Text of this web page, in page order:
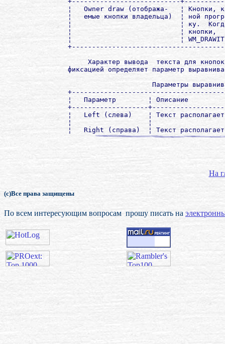
¦   Owner draw (отобража-   ¦ Кнопки,
¦   емые кнопки владельца)  ¦ ной
¦                           ¦ ку.  Когда
¦                           ¦ кнопки,   она
¦                           ¦
Характер вывода  текста для
фиксацией определяет параметр
Параметры
¦   Параметр        ¦ Описание
+-------------------
¦   Left (слева)    ¦ Текст
¦                   ¦
На
(с)Все права защищены
По всем интересующим вопросам прошу писать на